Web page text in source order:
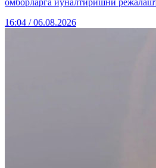
омборларга йўналтиришни
16:04 / 06.08.2026